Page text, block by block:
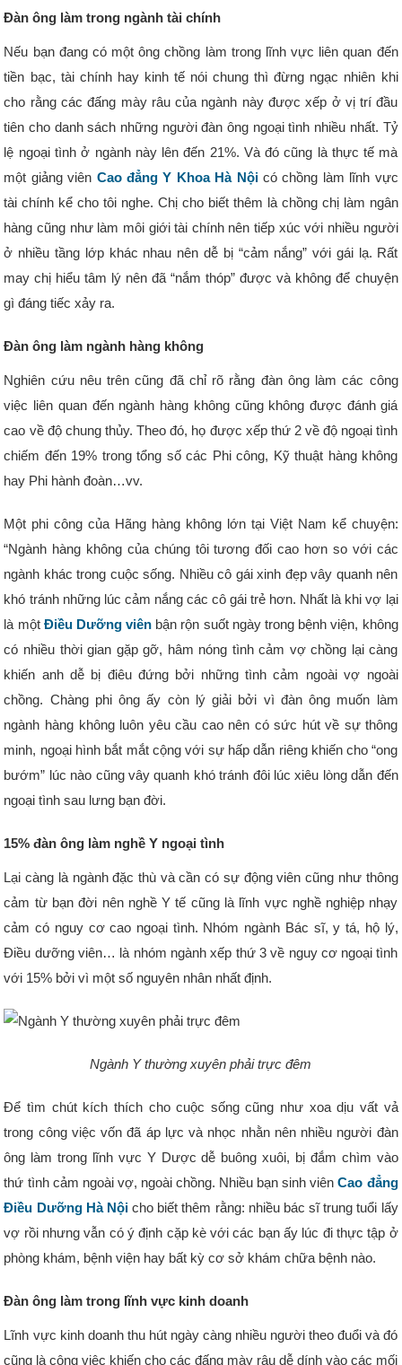
Đàn ông làm trong ngành tài chính
Nếu bạn đang có một ông chồng làm trong lĩnh vực liên quan đến
tiền bạc, tài chính hay kinh tế nói chung thì đừng ngạc nhiên khi
cho rằng các đấng mày râu của ngành này được xếp ở vị trí đầu
tiên cho danh sách những người đàn ông ngoại tình nhiều nhất. Tỷ
lệ ngoại tình ở ngành này lên đến 21%. Và đó cũng là thực tế mà
một giảng viên Cao đẳng Y Khoa Hà Nộicó chồng làm lĩnh vực
tài chính kể cho tôi nghe. Chị cho biết thêm là chồng chị làm ngân
hàng cũng như làm môi giới tài chính nên tiếp xúc với nhiều người
ở nhiều tầng lớp khác nhau nên dễ bị “cảm nắng” với gái lạ. Rất
may chị hiểu tâm lý nên đã “nắm thóp” được và không để chuyện
gì đáng tiếc xảy ra.
Đàn ông làm ngành hàng không
Nghiên cứu nêu trên cũng đã chỉ rõ rằng đàn ông làm các công
việc liên quan đến ngành hàng không cũng không được đánh giá
cao về độ chung thủy. Theo đó, họ được xếp thứ 2 về độ ngoại tình
chiếm đến 19% trong tổng số các Phi công, Kỹ thuật hàng không
hay Phi hành đoàn…vv.
Một phi công của Hãng hàng không lớn tại Việt Nam kể chuyện:
“Ngành hàng không của chúng tôi tương đối cao hơn so với các
ngành khác trong cuộc sống. Nhiều cô gái xinh đẹp vây quanh nên
khó tránh những lúc cảm nắng các cô gái trẻ hơn. Nhất là khi vợ lại
là một Điều Dưỡng viên bận rộn suốt ngày trong bệnh viện, không
có nhiều thời gian gặp gỡ, hâm nóng tình cảm vợ chồng lại càng
khiến anh dễ bị điêu đứng bởi những tình cảm ngoài vợ ngoài
chồng. Chàng phi ông ấy còn lý giải bởi vì đàn ông muốn làm
ngành hàng không luôn yêu cầu cao nên có sức hút về sự thông
minh, ngoại hình bắt mắt cộng với sự hấp dẫn riêng khiến cho “ong
bướm” lúc nào cũng vây quanh khó tránh đôi lúc xiêu lòng dẫn đến
ngoại tình sau lưng bạn đời.
15% đàn ông làm nghề Y ngoại tình
Lại càng là ngành đặc thù và cần có sự động viên cũng như thông
cảm từ bạn đời nên nghề Y tế cũng là lĩnh vực nghề nghiệp nhạy
cảm có nguy cơ cao ngoại tình. Nhóm ngành Bác sĩ, y tá, hộ lý,
Điều dưỡng viên… là nhóm ngành xếp thứ 3 về nguy cơ ngoại tình
với 15% bởi vì một số nguyên nhân nhất định.
Ngành Y thường xuyên phải trực đêm
Để tìm chút kích thích cho cuộc sống cũng như xoa dịu vất vả
trong công việc vốn đã áp lực và nhọc nhằn nên nhiều người đàn
ông làm trong lĩnh vực Y Dược dễ buông xuôi, bị đắm chìm vào
thứ tình cảm ngoài vợ, ngoài chồng. Nhiều bạn sinh viênCao đẳng
Điều Dưỡng Hà Nộicho biết thêm rằng: nhiều bác sĩ trung tuổi lấy
vợ rồi nhưng vẫn có ý định cặp kè với các bạn ấy lúc đi thực tập ở
phòng khám, bệnh viện hay bất kỳ cơ sở khám chữa bệnh nào.
Đàn ông làm trong lĩnh vực kinh doanh
Lĩnh vực kinh doanh thu hút ngày càng nhiều người theo đuổi và đó
cũng là công việc khiến cho các đấng mày râu dễ dính vào các mối